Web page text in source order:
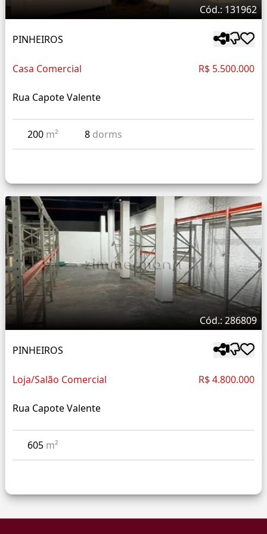
Cód.: 131962
PINHEIROS
Casa Comercial R$ 5.500.000
Rua Capote Valente
200 m² 8 dorms
Cód.: 286809
PINHEIROS
Loja/Salão Comercial R$ 4.800.000
Rua Capote Valente
605 m²